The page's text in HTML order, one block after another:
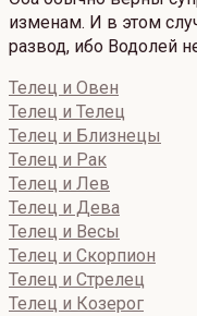
изменам. И в этом
развод, ибо Водолей
Телец и Овен
Телец и Телец
Телец и Близнецы
Телец и Рак
Телец и Лев
Телец и Дева
Телец и Весы
Телец и Скорпион
Телец и Стрелец
Телец и Козерог